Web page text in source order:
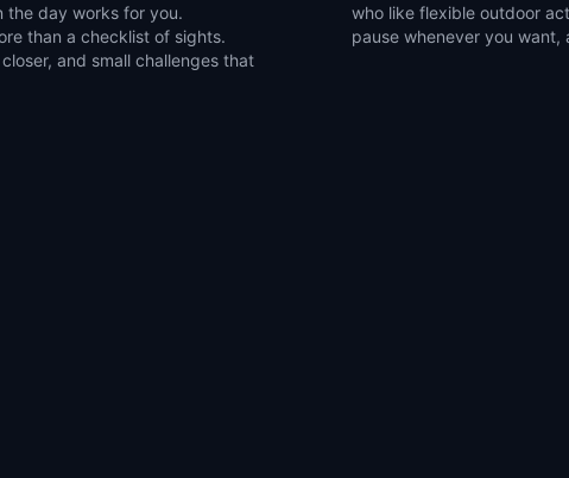
the day works for you.
than a checklist of sights.
and small challenges that
set of walking games,
pause whenever you